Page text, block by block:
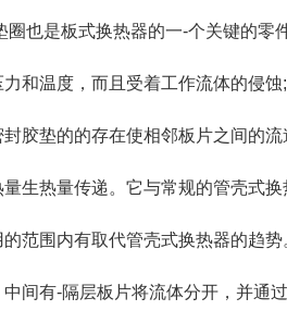
也是板式换热器的一-个关键的零
和温度，而且受着工作流体的侵蚀
胶垫的的存在使相邻板片之间的流
生热量传递。它与常规的管壳式换
范围内有取代管壳式换热器的趋势
间有-隔层板片将流体分开，并通